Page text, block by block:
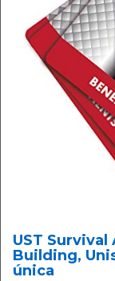
UST
Building,
única